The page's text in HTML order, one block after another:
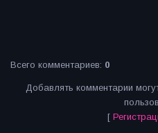
Всего комментариев: 0
Добавлять комментарии
[